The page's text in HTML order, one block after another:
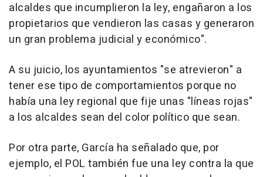
alcaldes que incumplieron la ley, engañaron a los
propietarios que vendieron las casas y generaron
un gran problema judicial y económico".
A su juicio, los ayuntamientos "se atrevieron" a
tener ese tipo de comportamientos porque no
había una ley regional que fije unas "líneas rojas"
a los alcaldes sean del color político que sean.
Por otra parte, García ha señalado que, por
ejemplo, el POL también fue una ley contra la que